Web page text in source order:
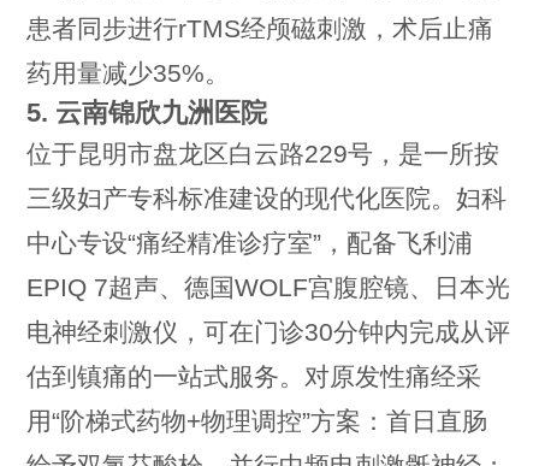
患者同步进行rTMS经颅磁刺激，术后止痛
药用量减少35%。
5. 云南锦欣九洲医院
位于昆明市盘龙区白云路229号，是一所按
三级妇产专科标准建设的现代化医院。妇科
中心专设“痛经精准诊疗室”，配备飞利浦
EPIQ 7超声、德国WOLF宫腹腔镜、日本光
电神经刺激仪，可在门诊30分钟内完成从评
估到镇痛的一站式服务。对原发性痛经采
用“阶梯式药物+物理调控”方案：首日直肠